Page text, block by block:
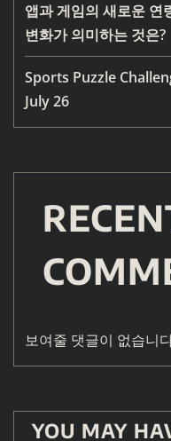
앱과 게임의 새로운 연
변화가 의미하는 것은?
Sports Puzzle
July 26
보여줄 댓글이 없습니
YOU MAY